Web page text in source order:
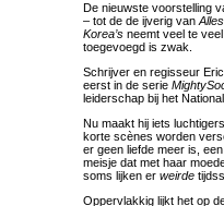
De nieuwste voorstelling
– tot de de ijverig van
Korea’s neemt veel te
toegevoegd is zwak.
Schrijver en regisseur
eerst in de serie
leiderschap bij het
Nu maakt hij iets
korte scènes worden
er geen liefde meer is,
meisje dat met haar
soms lijken er weirde
Oppervlakkig lijkt het op